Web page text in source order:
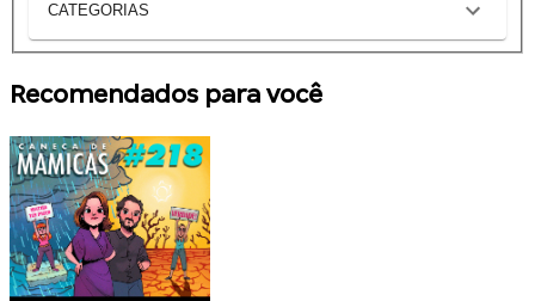
CATEGORIAS
Recomendados para você